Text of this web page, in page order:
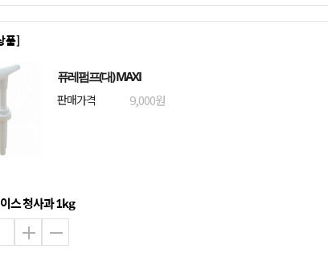
품]
퓨레펌프(대) MAXI
판매가격
9,000원
스 청사과 1kg